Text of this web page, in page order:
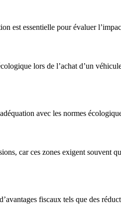
est essentielle pour évaluer
lors de l’achat d’un
avec les normes
car ces zones exigent souvent
fiscaux tels que des